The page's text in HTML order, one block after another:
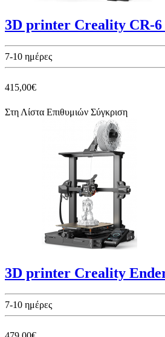
3D printer Creality CR-6
7-10 ημέρες
415,00€
Στη Λίστα Επιθυμιών Σύγκριση
3D printer Creality
7-10 ημέρες